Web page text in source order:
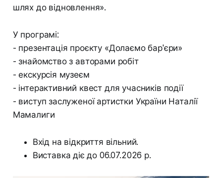
шлях до відновлення».
У програмі:
- презентація проєкту «Долаємо бар'єри»
- знайомство з авторами робіт
- екскурсія музеєм
- інтерактивний квест для учасників події
- виступ заслуженої артистки України Наталії
Мамалиги
Вхід на відкриття вільний.
Виставка діє до 06.07.2026 р.